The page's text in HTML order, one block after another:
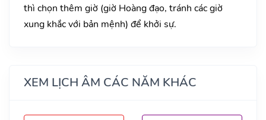
thì chọn thêm giờ (giờ Hoàng đạo, tránh các giờ
xung khắc với bản mệnh) để khởi sự.
XEM LỊCH ÂM CÁC NĂM KHÁC